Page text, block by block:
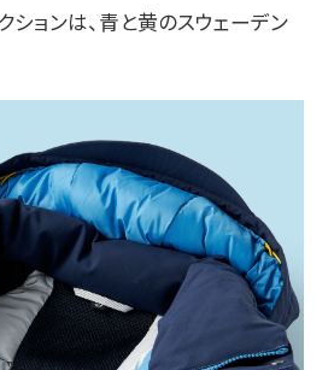
ョンは、青と黄のスウェーデン